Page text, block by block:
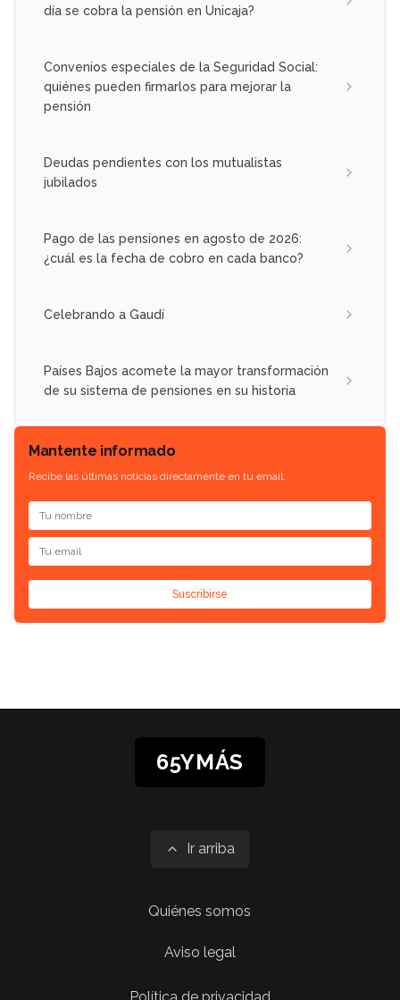
día se cobra la pensión en Unicaja?
Convenios especiales de la Seguridad Social:
quiénes pueden firmarlos para mejorar la
pensión
Deudas pendientes con los mutualistas
jubilados
Pago de las pensiones en agosto de 2026:
¿cuál es la fecha de cobro en cada banco?
Celebrando a Gaudí
Países Bajos acomete la mayor transformación
de su sistema de pensiones en su historia
Mantente informado
Recibe las últimas noticias directamente en tu email.
Suscribirse
65YMÁS
Ir arriba
Quiénes somos
Aviso legal